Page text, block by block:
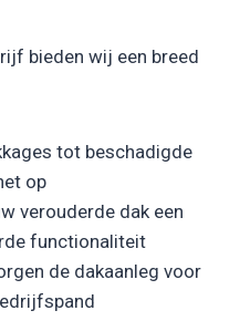
bieden wij een breed
tot beschadigde
op
verouderde dak een
functionaliteit
de dakaanleg voor